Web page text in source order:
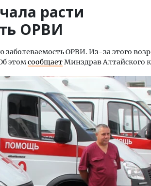
расти
ОРВИ
ОРВИ. Из-за этого
этомсообщаетМинздрав Алтайского